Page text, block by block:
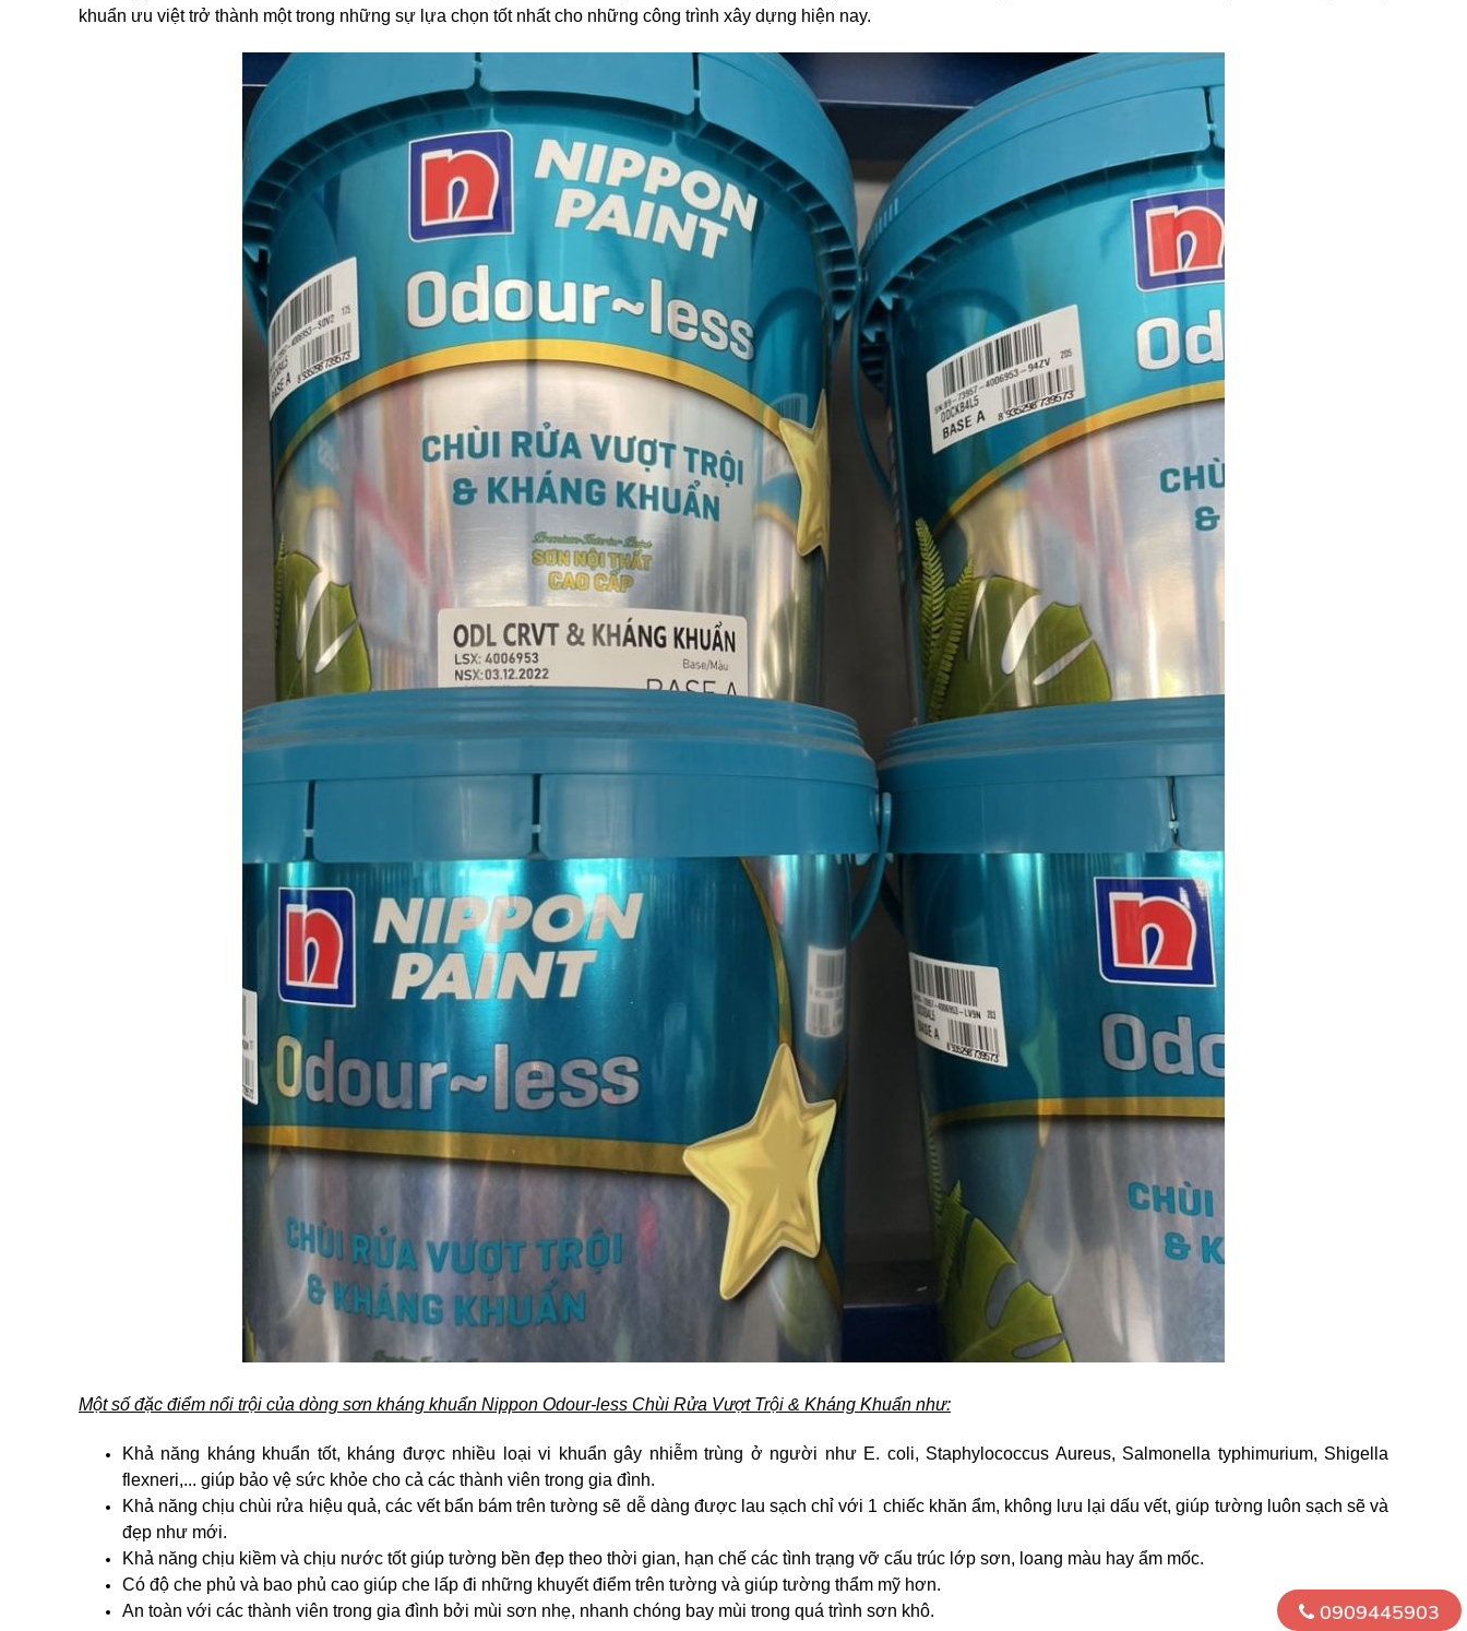
khuẩn ưu việt trở thành một trong những sự lựa chọn tốt nhất cho những công trình xây dựng hiện nay.
Một số đặc điểm nổi trội của dòng sơn kháng khuẩn Nippon Odour-less Chùi Rửa Vượt Trội & Kháng Khuẩn như:
Khả năng kháng khuẩn tốt, kháng được nhiều loại vi khuẩn gây nhiễm trùng ở người như E. coli, Staphylococcus Aureus, Salmonella typhimurium, Shigella
flexneri,... giúp bảo vệ sức khỏe cho cả các thành viên trong gia đình.
Khả năng chịu chùi rửa hiệu quả, các vết bẩn bám trên tường sẽ dễ dàng được lau sạch chỉ với 1 chiếc khăn ẩm, không lưu lại dấu vết, giúp tường luôn sạch sẽ và
đẹp như mới.
Khả năng chịu kiềm và chịu nước tốt giúp tường bền đẹp theo thời gian, hạn chế các tình trạng vỡ cấu trúc lớp sơn, loang màu hay ẩm mốc.
Có độ che phủ và bao phủ cao giúp che lấp đi những khuyết điểm trên tường và giúp tường thẩm mỹ hơn.
An toàn với các thành viên trong gia đình bởi mùi sơn nhẹ, nhanh chóng bay mùi trong quá trình sơn khô.
0909445903